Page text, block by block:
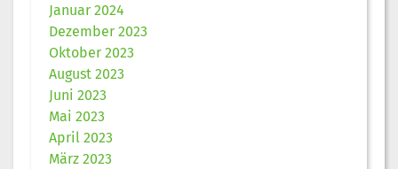
Januar 2024
Dezember 2023
Oktober 2023
August 2023
Juni 2023
Mai 2023
April 2023
März 2023